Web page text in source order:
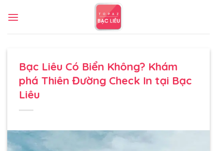
qua
Bạc Liêu Có Biển Không? Khám
phá Thiên Đường Check In tại Bạc
Liêu